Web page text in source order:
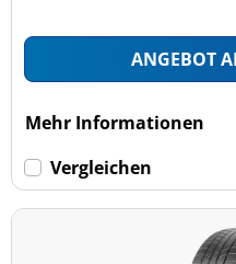
Keine Run-flat (48)
ANGEBOT
Mehr Informationen
Vergleichen